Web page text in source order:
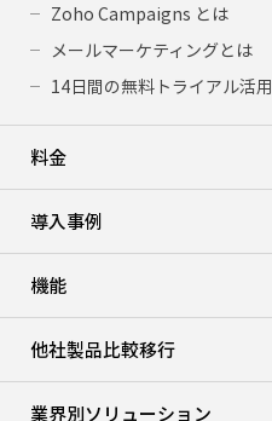
Zoho Campaigns とは
メールマーケティングとは
14日間の無料トライアル活用
料金
導入事例
機能
他社製品比較移行
業界別ソリューション